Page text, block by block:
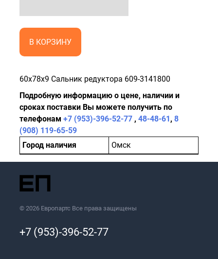
В КОРЗИНУ
60x78x9 Сальник редуктора 609-3141800
Подробную информацию о цене, наличии и
сроках поставки Вы можете получить по
телефонам +7 (953)-396-52-77 , 48-48-61, 8
(908) 119-65-59
Город наличия
Омск
© 2026 Европартс Все права защищены
+7 (953)-396-52-77